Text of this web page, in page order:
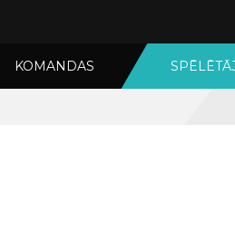
KOMANDAS